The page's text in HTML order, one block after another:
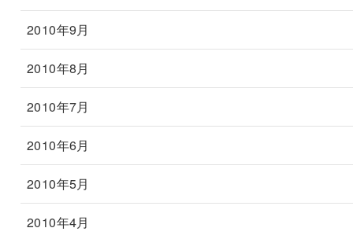
2010年9月
2010年8月
2010年7月
2010年6月
2010年5月
2010年4月